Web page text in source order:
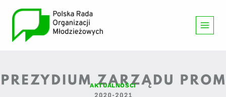
Przeskocz
treści
AKTUALNOŚCI